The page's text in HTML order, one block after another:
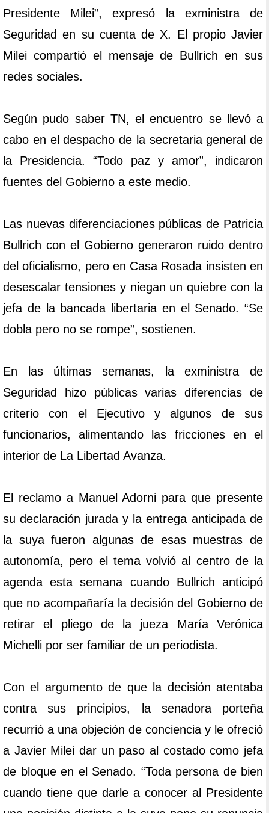
Presidente Milei”, expresó la exministra de
Seguridad en su cuenta de X. El propio Javier
Milei compartió el mensaje de Bullrich en sus
redes sociales.
Según pudo saber TN, el encuentro se llevó a
cabo en el despacho de la secretaria general de
la Presidencia. “Todo paz y amor”, indicaron
fuentes del Gobierno a este medio.
Las nuevas diferenciaciones públicas de Patricia
Bullrich con el Gobierno generaron ruido dentro
del oficialismo, pero en Casa Rosada insisten en
desescalar tensiones y niegan un quiebre con la
jefa de la bancada libertaria en el Senado. “Se
dobla pero no se rompe”, sostienen.
En las últimas semanas, la exministra de
Seguridad hizo públicas varias diferencias de
criterio con el Ejecutivo y algunos de sus
funcionarios, alimentando las fricciones en el
interior de La Libertad Avanza.
El reclamo a Manuel Adorni para que presente
su declaración jurada y la entrega anticipada de
la suya fueron algunas de esas muestras de
autonomía, pero el tema volvió al centro de la
agenda esta semana cuando Bullrich anticipó
que no acompañaría la decisión del Gobierno de
retirar el pliego de la jueza María Verónica
Michelli por ser familiar de un periodista.
Con el argumento de que la decisión atentaba
contra sus principios, la senadora porteña
recurrió a una objeción de conciencia y le ofreció
a Javier Milei dar un paso al costado como jefa
de bloque en el Senado. “Toda persona de bien
cuando tiene que darle a conocer al Presidente